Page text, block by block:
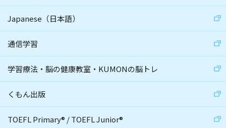
Japanese（日本語）
通信学習
学習療法・脳の健康教室・KUMONの脳トレ
くもん出版
TOEFL Primary® /TOEFL Junior®